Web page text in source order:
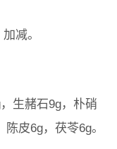
减。
生赭石9g，朴硝
皮6g，茯苓6g。